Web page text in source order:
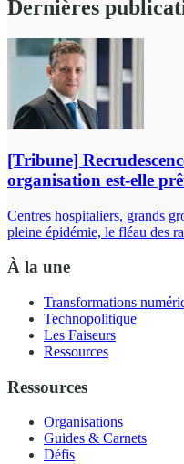
Dernières
[Tribune]
organisation est-elle
Centres hospitaliers, grands
pleine épidémie, le fléau des
À la une
Transformations
Technopolitique
Les Faiseurs
Ressources
Ressources
Organisations
Guides & Carnets
Défis